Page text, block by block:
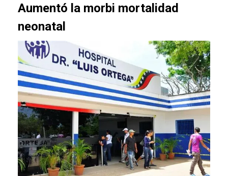
Aumentó la morbi mortalidad
neonatal